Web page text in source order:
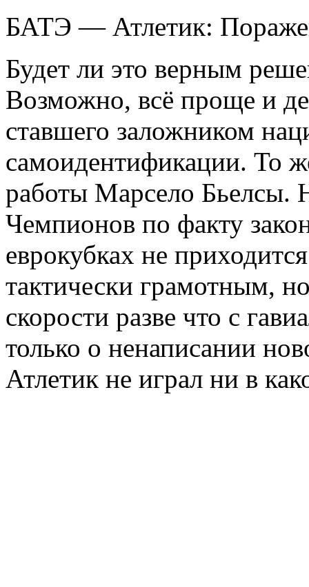
БАТЭ — Атлетик:
Будет ли это верным
Возможно, всё проще и
ставшего заложником
самоидентификации. То
работы Марсело Бьелсы.
Чемпионов по факту
еврокубках не
тактически грамотным,
скорости разве что с
только о ненаписании
Атлетик не играл ни в